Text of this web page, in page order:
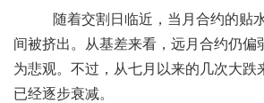
随着交割日临近，当月合约的贴
间被挤出。从基差来看，远月合约仍偏
为悲观。不过，从七月以来的几次大跌
已经逐步衰减。